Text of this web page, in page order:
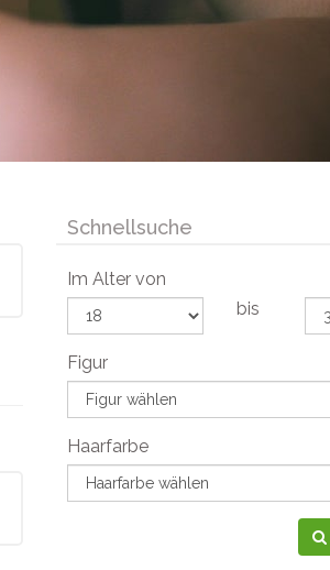
Schnellsuche
Im Alter von
bis
Figur
Haarfarbe